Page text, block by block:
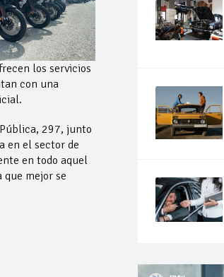
los servicios
con una
297, junto
en el sector de
en todo aquel
mejor se